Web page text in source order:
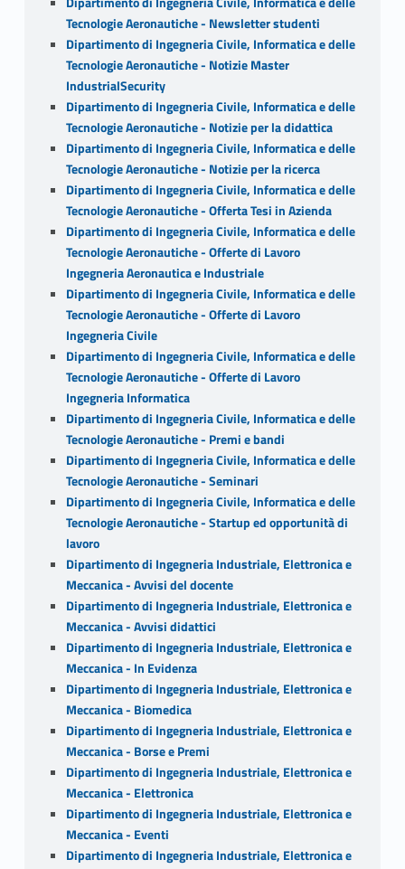
Tecnologie Aeronautiche - Newsletter studenti
Dipartimento di Ingegneria Civile, Informatica e delle
Tecnologie Aeronautiche - Notizie Master
IndustrialSecurity
Dipartimento di Ingegneria Civile, Informatica e delle
Tecnologie Aeronautiche - Notizie per la didattica
Dipartimento di Ingegneria Civile, Informatica e delle
Tecnologie Aeronautiche - Notizie per la ricerca
Dipartimento di Ingegneria Civile, Informatica e delle
Tecnologie Aeronautiche - Offerta Tesi in Azienda
Dipartimento di Ingegneria Civile, Informatica e delle
Tecnologie Aeronautiche - Offerte di Lavoro
Ingegneria Aeronautica e Industriale
Dipartimento di Ingegneria Civile, Informatica e delle
Tecnologie Aeronautiche - Offerte di Lavoro
Ingegneria Civile
Dipartimento di Ingegneria Civile, Informatica e delle
Tecnologie Aeronautiche - Offerte di Lavoro
Ingegneria Informatica
Dipartimento di Ingegneria Civile, Informatica e delle
Tecnologie Aeronautiche - Premi e bandi
Dipartimento di Ingegneria Civile, Informatica e delle
Tecnologie Aeronautiche - Seminari
Dipartimento di Ingegneria Civile, Informatica e delle
Tecnologie Aeronautiche - Startup ed opportunità di
lavoro
Dipartimento di Ingegneria Industriale, Elettronica e
Meccanica - Avvisi del docente
Dipartimento di Ingegneria Industriale, Elettronica e
Meccanica - Avvisi didattici
Dipartimento di Ingegneria Industriale, Elettronica e
Meccanica - In Evidenza
Dipartimento di Ingegneria Industriale, Elettronica e
Meccanica - Biomedica
Dipartimento di Ingegneria Industriale, Elettronica e
Meccanica - Borse e Premi
Dipartimento di Ingegneria Industriale, Elettronica e
Meccanica - Elettronica
Dipartimento di Ingegneria Industriale, Elettronica e
Meccanica - Eventi
Dipartimento di Ingegneria Industriale, Elettronica e